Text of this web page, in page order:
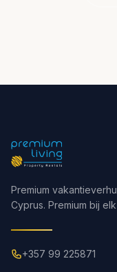
Premium
Cyprus. Premium bij
+357 99 225871